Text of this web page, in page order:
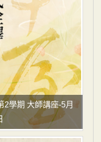
2學期 大師講座-5月